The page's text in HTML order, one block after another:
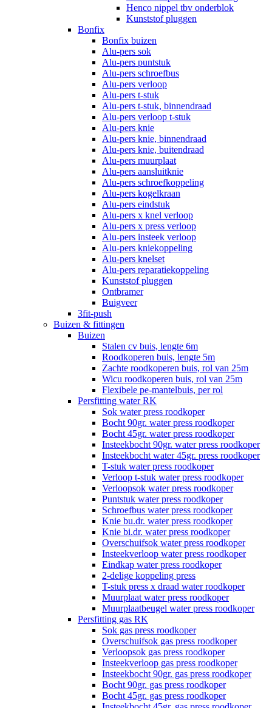
Henco nippel tbv onderblok
Kunststof pluggen
Bonfix
Bonfix buizen
Alu-pers sok
Alu-pers puntstuk
Alu-pers schroefbus
Alu-pers verloop
Alu-pers t-stuk
Alu-pers t-stuk, binnendraad
Alu-pers verloop t-stuk
Alu-pers knie
Alu-pers knie, binnendraad
Alu-pers knie, buitendraad
Alu-pers muurplaat
Alu-pers aansluitknie
Alu-pers schroefkoppeling
Alu-pers kogelkraan
Alu-pers eindstuk
Alu-pers x knel verloop
Alu-pers x press verloop
Alu-pers insteek verloop
Alu-pers kniekoppeling
Alu-pers knelset
Alu-pers reparatiekoppeling
Kunststof pluggen
Ontbramer
Buigveer
3fit-push
Buizen & fittingen
Buizen
Stalen cv buis, lengte 6m
Roodkoperen buis, lengte 5m
Zachte roodkoperen buis, rol van 25m
Wicu roodkoperen buis, rol van 25m
Flexibele pe-mantelbuis, per rol
Persfitting water RK
Sok water press roodkoper
Bocht 90gr. water press roodkoper
Bocht 45gr. water press roodkoper
Insteekbocht 90gr. water press roodkoper
Insteekbocht water 45gr. press roodkoper
T-stuk water press roodkoper
Verloop t-stuk water press roodkoper
Verloopsok water press roodkoper
Puntstuk water press roodkoper
Schroefbus water press roodkoper
Knie bu.dr. water press roodkoper
Knie bi.dr. water press roodkoper
Overschuifsok water press roodkoper
Insteekverloop water press roodkoper
Eindkap water press roodkoper
2-delige koppeling press
T-stuk press x draad water roodkoper
Muurplaat water press roodkoper
Muurplaatbeugel water press roodkoper
Persfitting gas RK
Sok gas press roodkoper
Overschuifsok gas press roodkoper
Verloopsok gas press roodkoper
Insteekverloop gas press roodkoper
Insteekbocht 90gr. gas press roodkoper
Bocht 90gr. gas press roodkoper
Bocht 45gr. gas press roodkoper